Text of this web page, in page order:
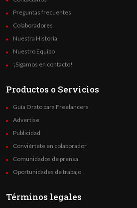
Preguntas frecuentes
Colaboradores
Nuestra Historia
Nuestro Equipo
¡Sigamos en contacto!
Productos o Servicios
Guía Orato para Freelancers
Advertise
Publicidad
Conviértete en colaborador
Comunidados de prensa
Oportunidades de trabajo
Términos legales